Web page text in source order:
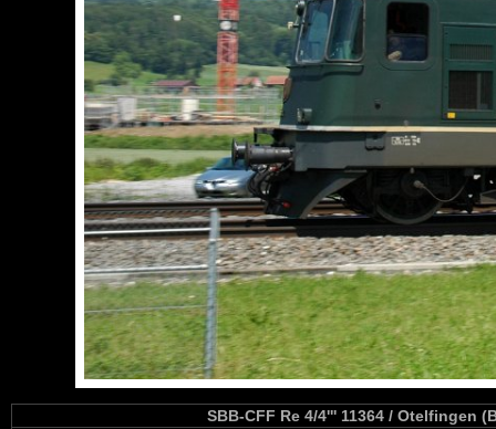
SBB-CFF Re 4/4''' 11364 / Otelfingen